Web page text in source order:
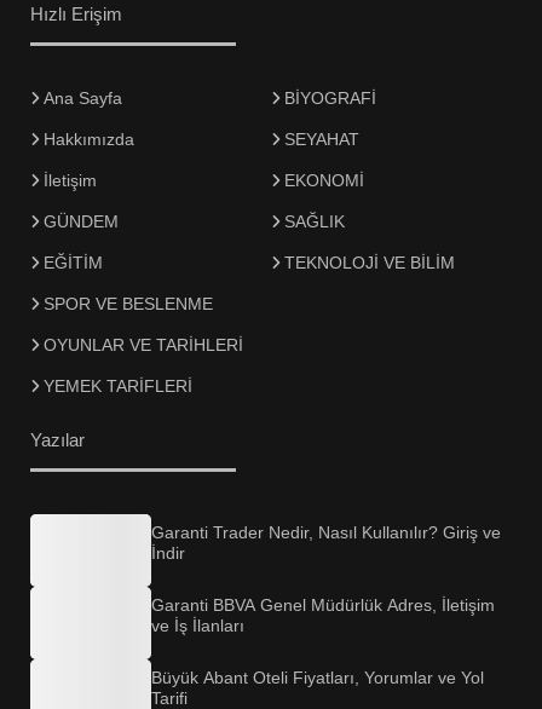
Hızlı Erişim
Ana Sayfa
Hakkımızda
İletişim
GÜNDEM
EĞİTİM
BİYOGRAFİ
SEYAHAT
EKONOMİ
SAĞLIK
TEKNOLOJİ VE BİLİM
SPOR VE BESLENME
OYUNLAR VE TARİHLERİ
YEMEK TARİFLERİ
Yazılar
Garanti Trader Nedir, Nasıl Kullanılır? Giriş ve
İndir
Garanti BBVA Genel Müdürlük Adres, İletişim
ve İş İlanları
Büyük Abant Oteli Fiyatları, Yorumlar ve Yol
Tarifi